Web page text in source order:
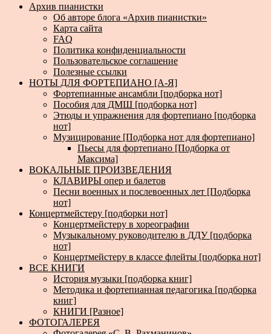
Архив пианистки
Об авторе блога «Архив пианистки»
Карта сайта
FAQ
Политика конфиденциальности
Пользовательское соглашение
Полезные ссылки
НОТЫ ДЛЯ ФОРТЕПИАНО [А-Я]
Фортепианные ансамбли [подборка нот]
Пособия для ДМШ [подборка нот]
Этюды и упражнения для фортепиано [подборка
нот]
Музицирование [Подборка нот для фортепиано]
Пьесы для фортепиано [Подборка от
Максима]
ВОКАЛЬНЫЕ ПРОИЗВЕДЕНИЯ
КЛАВИРЫ опер и балетов
Песни военных и послевоенных лет [Подборка
нот]
Концертмейстеру [подборки нот]
Концертмейстеру в хореографии
Музыкальному руководителю в ДДУ [подборка
нот]
Концертмейстеру в классе флейты [подборка нот]
ВСЕ КНИГИ
История музыки [подборка книг]
Методика и фортепианная педагогика [подборка
книг]
КНИГИ [Разное]
ФОТОГАЛЕРЕЯ